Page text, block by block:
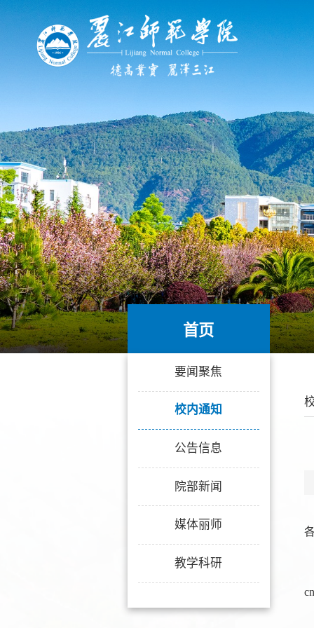
首页 首页
要闻聚焦
校内通知
公告信息
院部新闻
媒体丽师
教学科研